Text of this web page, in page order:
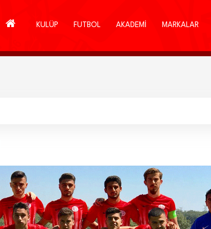
KULÜP FUTBOL AKADEMİ MARKALAR